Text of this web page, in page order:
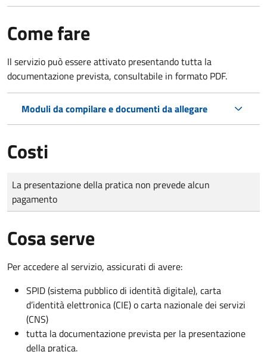
Come fare
Il servizio può essere attivato presentando tutta la
documentazione prevista, consultabile in formato PDF.
Moduli da compilare e documenti da allegare
Costi
Tipo di pagamento
Importo
La presentazione della pratica non prevede alcun
pagamento
Cosa serve
Per accedere al servizio, assicurati di avere:
SPID (sistema pubblico di identità digitale), carta
d’identità elettronica (CIE) o carta nazionale dei servizi
(CNS)
tutta la documentazione prevista per la presentazione
della pratica.